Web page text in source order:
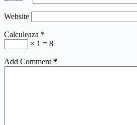
Website
Calculeaza *
× 1 = 8
Add Comment*